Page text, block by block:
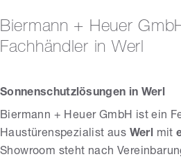
Biermann + Heuer
Fachhändler in Werl
Sonnenschutzlösungen in Werl
Biermann + Heuer GmbH ist ein
Haustürenspezialist aus Werl mit
Showroom steht nach